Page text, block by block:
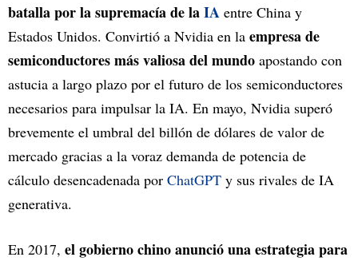
batalla por la supremacía de laIA entre China y
Estados Unidos. Convirtió a Nvidia en la empresa de
semiconductores más valiosa del mundo apostando con
astucia a largo plazo por el futuro de los semiconductores
necesarios para impulsar la IA. En mayo, Nvidia superó
brevemente el umbral del billón de dólares de valor de
mercado gracias a la voraz demanda de potencia de
cálculo desencadenada por ChatGPT y sus rivales de IA
generativa.
En 2017, el gobierno chino anunció una estrategia para